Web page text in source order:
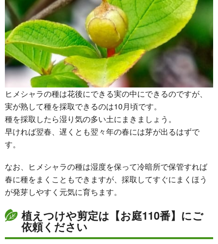
ヒメシャラの種は花後にできる実の中にできるのですが、
実が熟して種を採取できるのは10月頃です。
種を採取したら湿り気の多い土にまきましょう。
早ければ翌春、遅くとも翌々年の春には芽が出るはずで
す。
なお、ヒメシャラの種は湿度を保って冷暗所で保管すれば
春に種をまくこともできますが、採取してすぐにまくほう
が発芽しやすく元気に育ちます。
植えつけや剪定は【お庭110番】にご
依頼ください